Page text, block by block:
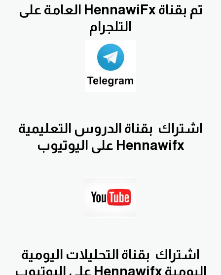
تم بقناة HennawiFx العامة على
التلجرام
اشتراك بقناة الدروس التعليمية
Hennawifx على اليوتيوب
اشتراك بقناة التحليلات اليومية
اليومية Hennawifx على اليوتيوب